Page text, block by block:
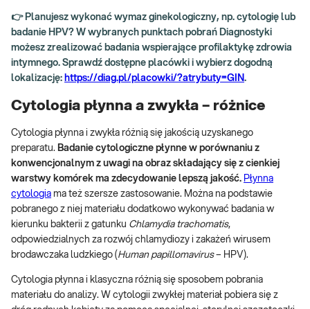
👉 Planujesz wykonać wymaz ginekologiczny, np. cytologię lub
badanie HPV? W wybranych punktach pobrań Diagnostyki
możesz zrealizować badania wspierające profilaktykę zdrowia
intymnego. Sprawdź dostępne placówki i wybierz dogodną
lokalizację: https://diag.pl/placowki/?atrybuty=GIN.
Cytologia płynna a zwykła – różnice
Cytologia płynna i zwykła różnią się jakością uzyskanego
preparatu. Badanie cytologiczne płynne w porównaniu z
konwencjonalnym z uwagi na obraz składający się z cienkiej
warstwy komórek ma zdecydowanie lepszą jakość. Płynna
cytologia ma też szersze zastosowanie. Można na podstawie
pobranego z niej materiału dodatkowo wykonywać badania w
kierunku bakterii z gatunku Chlamydia trachomatis,
odpowiedzialnych za rozwój chlamydiozy i zakażeń wirusem
brodawczaka ludzkiego ( Human papillomavirus– HPV).
Cytologia płynna i klasyczna różnią się sposobem pobrania
materiału do analizy. W cytologii zwykłej materiał pobiera się z